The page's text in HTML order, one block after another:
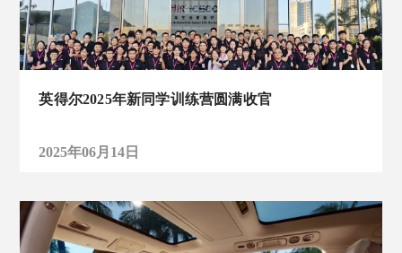
英得尔2025年新同学训练营圆满收官
2025年06月14日